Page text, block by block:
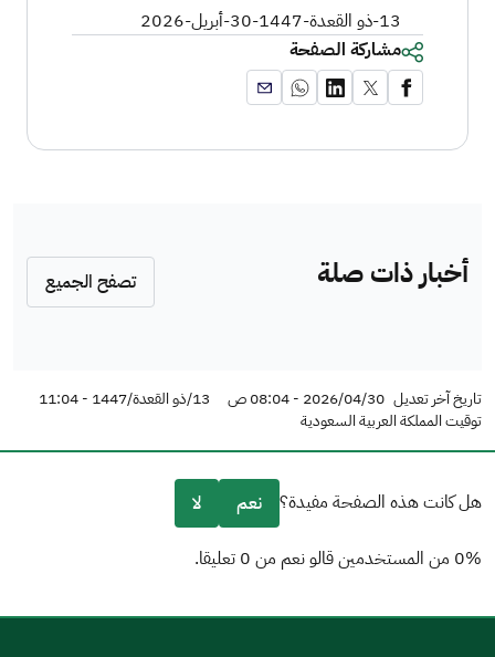
13-ذو القعدة-1447
-30-أبريل-2026
مشاركة الصفحة
أخبار ذات صلة تصفح الجميع
تاريخ آخر تعديل 2026/04/30 - 08:04 ص
13/ذو القعدة/1447 - 11:04
توقيت المملكة العربية السعودية
هل كانت هذه الصفحة مفيدة؟ نعم لا
0% من المستخدمين قالو نعم من 0 تعليقا.